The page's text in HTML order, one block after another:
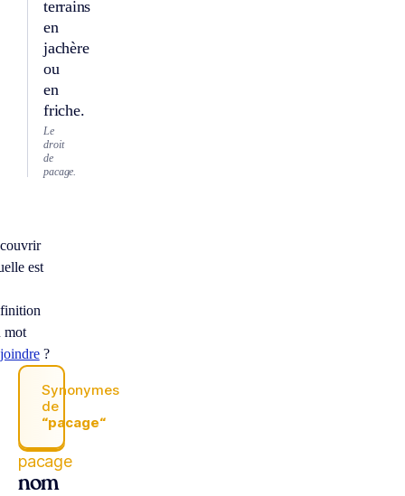
terrains
en
jachère
ou
en
friche.
Le
droit
de
pacage.
est
mot
?
Synonymes
de
“pacage“
pacage
nom